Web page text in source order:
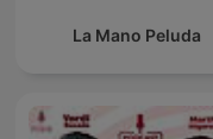
La Mano Peluda